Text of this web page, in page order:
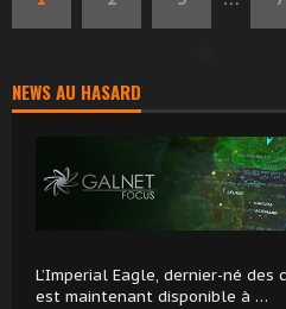
NEWS AU HASARD
L’Imperial Eagle, dernier-né des
est maintenant disponible à …